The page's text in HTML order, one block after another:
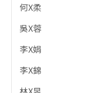
何X柔
吳X蓉
李X娟
李X錦